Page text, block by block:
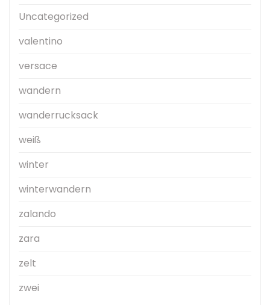
Uncategorized
valentino
versace
wandern
wanderrucksack
weiß
winter
winterwandern
zalando
zara
zelt
zwei